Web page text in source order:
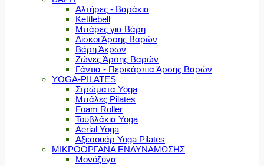
Αλτήρες - Βαράκια
Kettlebell
Μπάρες για Βάρη
Δίσκοι Άρσης Βαρών
Βάρη Άκρων
Ζώνες Άρσης Βαρών
Γάντια - Περικάρπια Άρσης Βαρών
YOGA-PILATES
Στρώματα Yoga
Μπάλες Pilates
Foam Roller
Τουβλάκια Yoga
Aerial Yoga
Αξεσουάρ Yoga Pilates
ΜΙΚΡΟΟΡΓΑΝΑ ΕΝΔΥΝΑΜΩΣΗΣ
Μονόζυγα